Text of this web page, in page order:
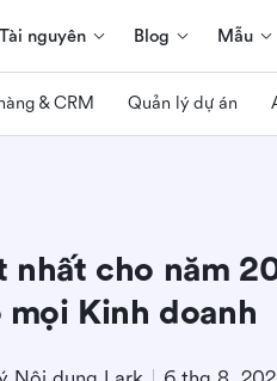
Tài nguyên Blog Mẫu
& CRM Quản lý dự án
nhất cho năm
Kinh doanh